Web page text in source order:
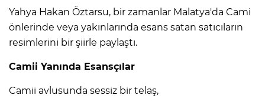
Yahya Hakan Öztarsu, bir zamanlar Malatya'da Cami
önlerinde veya yakınlarında esans satan satıcıların
resimlerini bir şiirle paylaştı.
Camii Yanında Esansçılar
Camii avlusunda sessiz bir telaş,